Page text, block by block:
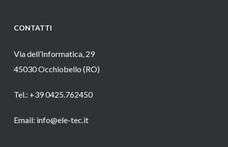
CONTATTI
Via dell’Informatica, 29
45030 Occhiobello (RO)
Tel.: +39 0425.762450
Email: info@ele-tec.it